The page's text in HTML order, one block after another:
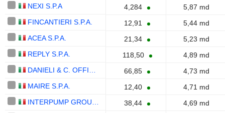
NEXI S.P.A
4,284
5,87 md
FINCANTIERI S.P.A.
12,91
5,44 md
ACEA S.P.A.
21,34
5,23 md
REPLY S.P.A.
118,50
4,89 md
66,85
4,73 md
MAIRE S.P.A.
12,40
4,71 md
38,44
4,69 md